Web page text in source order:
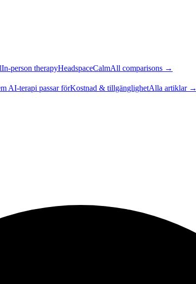
In-person therapyHeadspaceCalmAll comparisons →
AI-terapi passar förKostnad & tillgänglighetAlla artiklar →